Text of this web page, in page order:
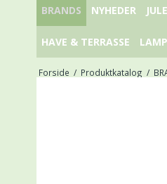
BRANDS NYHEDER
HAVE & TERRASSE
Forside / Produktkatalog /